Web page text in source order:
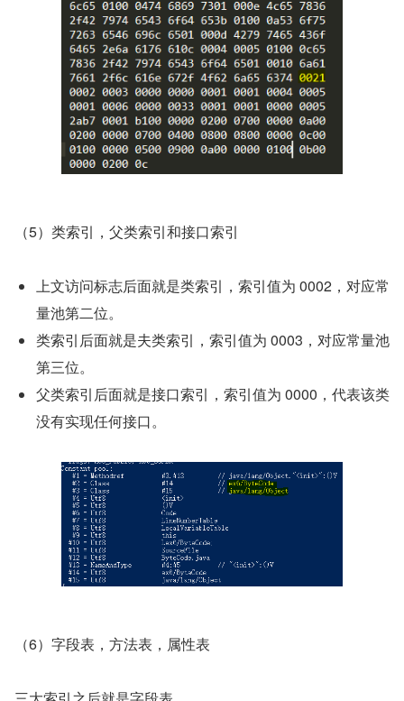
（5）类索引，父类索引和接口索引
上文访问标志后面就是类索引，索引值为 0002，对应常
量池第二位。
类索引后面就是夫类索引，索引值为 0003，对应常量池
第三位。
父类索引后面就是接口索引，索引值为 0000，代表该类
没有实现任何接口。
（6）字段表，方法表，属性表